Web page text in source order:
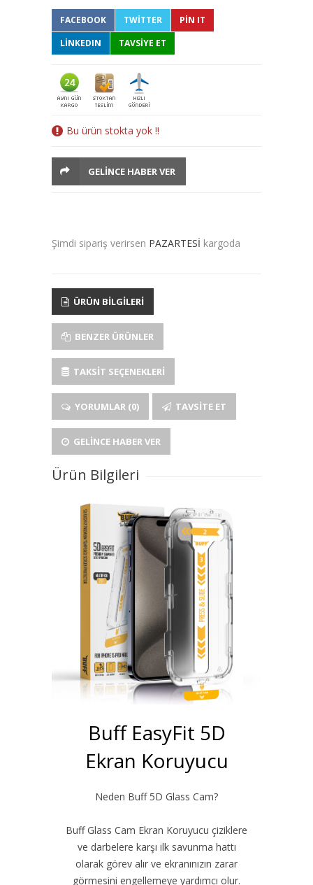
FACEBOOK TWITTER
PIN IT
LINKEDIN
TAVSİYE ET
Bu ürün stokta yok !!
GELINCE HABER VER
Şimdi sipariş verirsen PAZARTESİ kargoda
ÜRÜN BILGILERI
BENZER ÜRÜNLER
TAKSIT SEÇENEKLERI
YORUMLAR (0) TAVSITE ET
GELINCE HABER VER
Ürün Bilgileri
Buff EasyFit 5D
Ekran Koruyucu
Neden Buff 5D Glass Cam?
Buff Glass Cam Ekran Koruyucu çiziklere
ve darbelere karşı ilk savunma hattı
olarak görev alır ve ekranınızın zarar
görmesini engellemeye yardımcı olur.